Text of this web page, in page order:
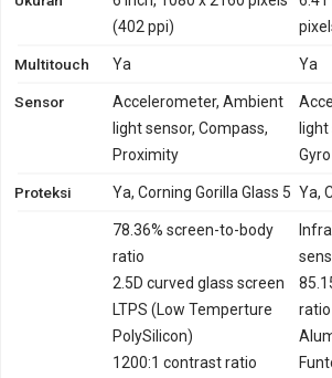
Kamera utama
1 Lensa (16 MP)
LED flash
Video recording
Kamera depan:1 Lensa (20 MP, Aperture
1080p@30fps, sensor size 1/2.8 inch, 5-
Kamera Vivo X23 Symphony Edition
Kamera utama:2 Lensa (12 MP, 13MP)
LED flash
Video recording:2160p@30fps
Kamera depan: 1 Lensa (25 MP, Aperture
1080p@30fps, Face unlock)
(402 ppi)
Multitouch Ya Ya
Sensor
Accelerometer, Ambient
light sensor, Compass,
Proximity
light
Proteksi Ya, Corning Gorilla Glass 5 Ya,
78.36% screen-to-body
ratio
2.5D curved glass screen
LTPS (Low Temperture
PolySilicon)
1200:1 contrast ratio
ratio